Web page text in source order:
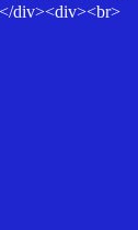
div><div><br>